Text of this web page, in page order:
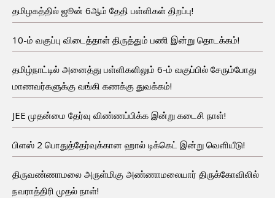
தமிழகத்தில் ஜூன் 6ஆம் தேதி பள்ளிகள் திறப்பு!
10-ம் வகுப்பு விடைத்தாள் திருத்தும் பணி இன்று தொடக்கம்!
தமிழ்நாட்டில் அனைத்து பள்ளிகளிலும் 6-ம் வகுப்பில் சேரும்போது
மாணவர்களுக்கு வங்கி கணக்கு துவக்கம்!
JEE முதன்மை தேர்வு விண்ணப்பிக்க இன்று கடைசி நாள்!
பிளஸ் 2 பொதுத்தேர்வுக்கான ஹால் டிக்கெட் இன்று வெளியீடு!
திருவண்ணாமலை அருள்மிகு அண்ணாமலையார் திருக்கோவிலில்
நவராத்திரி முதல் நாள்!